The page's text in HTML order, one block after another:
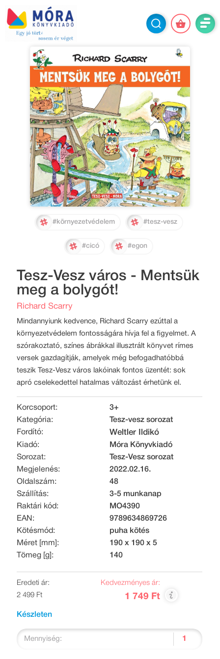
#környezetvédelem #tesz-vesz
#cicó #egon
Tesz-Vesz város - Mentsük
meg a bolygót!
Richard Scarry
Mindannyiunk kedvence, Richard Scarry ezúttal a
környezetvédelem fontosságára hívja fel a figyelmet. A
szórakoztató, színes ábrákkal illusztrált könyvet rímes
versek gazdagítják, amelyek még befogadhatóbbá
teszik Tesz-Vesz város lakóinak fontos üzentét: sok
apró cselekedettel hatalmas változást érhetünk el.
Korcsoport:
3+
Kategória:
Tesz-vesz sorozat
Fordító:
Weltler Ildikó
Kiadó:
Móra Könyvkiadó
Sorozat:
Tesz-Vesz sorozat
Megjelenés:
2022.02.16.
Oldalszám:
48
Szállítás:
3-5 munkanap
Raktári kód:
MO4390
EAN:
9789634869726
Kötésmód:
puha kötés
Méret [mm]:
190 x 190 x 5
Tömeg [g]:
140
Eredeti ár:
2 499 Ft
Kedvezményes ár:
1 749 Ft
Készleten
Mennyiség: